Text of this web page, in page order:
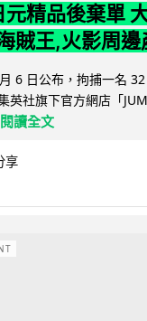
精品後棄單
賊王,火影周邊
6 日公布，拘捕一名 32
英社旗下官方網店「
閱讀全文
享